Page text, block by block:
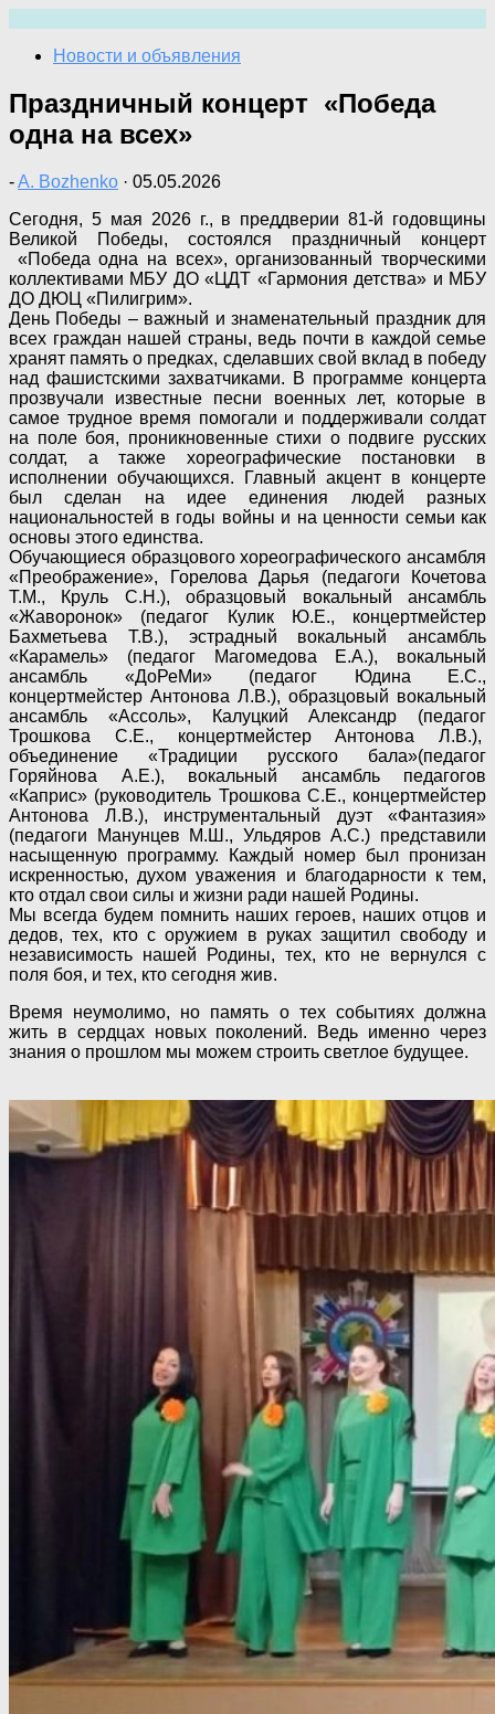
содержимому
Новости и объявления
Праздничный концерт «Победа
одна на всех»
-A. Bozhenko · 05.05.2026
Сегодня, 5 мая 2026 г., в преддверии 81-й годовщины
Великой Победы, состоялся праздничный концерт
«Победа одна на всех», организованный творческими
коллективами МБУ ДО «ЦДТ «Гармония детства» и МБУ
ДО ДЮЦ «Пилигрим».
День Победы – важный и знаменательный праздник для
всех граждан нашей страны, ведь почти в каждой семье
хранят память о предках, сделавших свой вклад в победу
над фашистскими захватчиками. В программе концерта
прозвучали известные песни военных лет, которые в
самое трудное время помогали и поддерживали солдат
на поле боя, проникновенные стихи о подвиге русских
солдат, а также хореографические постановки в
исполнении обучающихся. Главный акцент в концерте
был сделан на идее единения людей разных
национальностей в годы войны и на ценности семьи как
основы этого единства.
Обучающиеся образцового хореографического ансамбля
«Преображение», Горелова Дарья (педагоги Кочетова
Т.М., Круль С.Н.), образцовый вокальный ансамбль
«Жаворонок» (педагог Кулик Ю.Е., концертмейстер
Бахметьева Т.В.), эстрадный вокальный ансамбль
«Карамель» (педагог Магомедова Е.А.), вокальный
ансамбль «ДоРеМи» (педагог Юдина Е.С.,
концертмейстер Антонова Л.В.), образцовый вокальный
ансамбль «Ассоль», Калуцкий Александр (педагог
Трошкова С.Е., концертмейстер Антонова Л.В.),
объединение «Традиции русского бала»(педагог
Горяйнова А.Е.), вокальный ансамбль педагогов
«Каприс» (руководитель Трошкова С.Е., концертмейстер
Антонова Л.В.), инструментальный дуэт «Фантазия»
(педагоги Манунцев М.Ш., Ульдяров А.С.) представили
насыщенную программу. Каждый номер был пронизан
искренностью, духом уважения и благодарности к тем,
кто отдал свои силы и жизни ради нашей Родины.
Мы всегда будем помнить наших героев, наших отцов и
дедов, тех, кто с оружием в руках защитил свободу и
независимость нашей Родины, тех, кто не вернулся с
поля боя, и тех, кто сегодня жив.
Время неумолимо, но память о тех событиях должна
жить в сердцах новых поколений. Ведь именно через
знания о прошлом мы можем строить светлое будущее.